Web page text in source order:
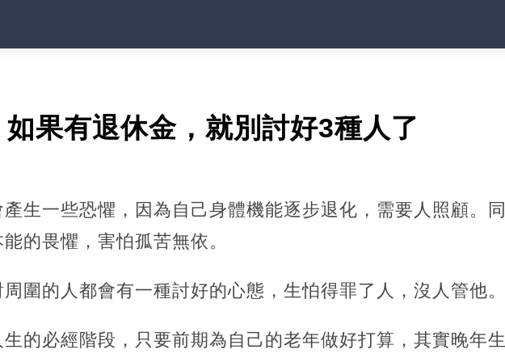
果有退休金，就別討好3種人了
生一些恐懼，因為自己身體機能逐步退化，需要人照顧。同
的畏懼，害怕孤苦無依。
圍的人都會有一種討好的心態，生怕得罪了人，沒人管他。
的必經階段，只要前期為自己的老年做好打算，其實晚年生